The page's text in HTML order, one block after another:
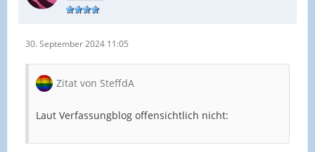
30. September 2024 11:05
Zitat von SteffdA
Laut Verfassungblog offensichtlich nicht: